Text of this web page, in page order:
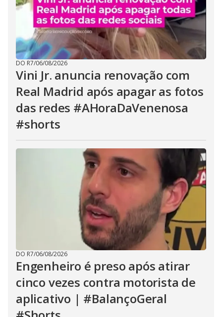
DO R7/06/08/2026
Vini Jr. anuncia renovação com
Real Madrid após apagar as fotos
das redes #AHoraDaVenenosa
#shorts
DO R7/06/08/2026
Engenheiro é preso após atirar
cinco vezes contra motorista de
aplicativo | #BalançoGeral